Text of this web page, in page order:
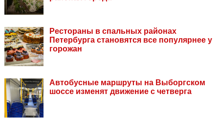
Рестораны в спальных районах
Петербурга становятся все популярнее у
горожан
Автобусные маршруты на Выборгском
шоссе изменят движение с четверга